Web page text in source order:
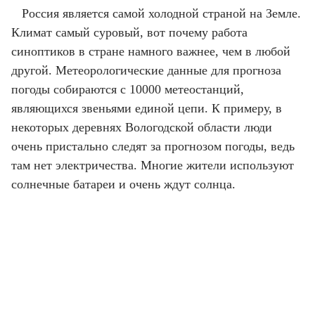
Россия является самой холодной страной на Земле.
Климат самый суровый, вот почему работа
синоптиков в стране намного важнее, чем в любой
другой. Метеорологические данные для прогноза
погоды собираются с 10000 метеостанций,
являющихся звеньями единой цепи. К примеру, в
некоторых деревнях Вологодской области люди
очень пристально следят за прогнозом погоды, ведь
там нет электричества. Многие жители используют
солнечные батареи и очень ждут солнца.